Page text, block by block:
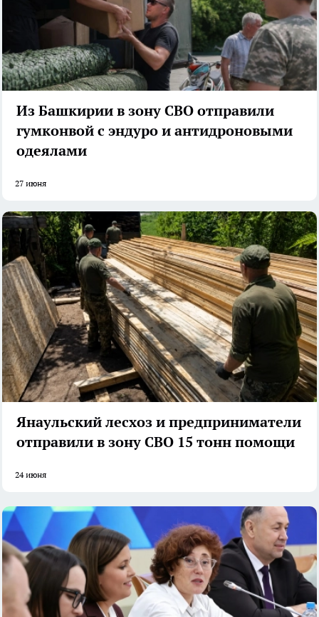
Из Башкирии в зону СВО отправили
гумконвой с эндуро и антидроновыми
одеялами
27 июня
Янаульский лесхоз и предприниматели
отправили в зону СВО 15 тонн помощи
24 июня